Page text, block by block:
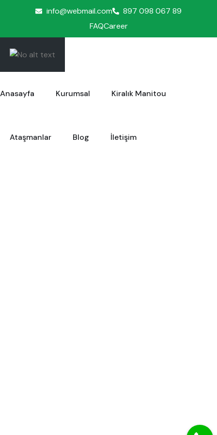
info@webmail.com
897 098 067 89
FAQCareer
Anasayfa Kurumsal Kiralık Manitou
Ataşmanlar Blog İletişim